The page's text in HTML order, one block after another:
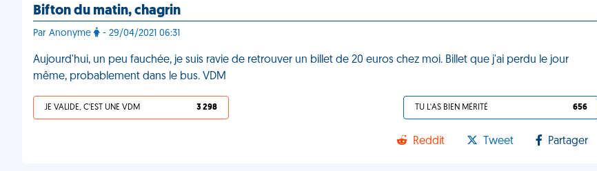
Bifton du matin, chagrin
Par Anonyme - 29/04/2021 06:31
Aujourd'hui, un peu fauchée, je suis ravie de retrouver un billet de 20 euros chez moi. Billet que j'ai perdu le jour
même, probablement dans le bus. VDM
JE VALIDE, C'EST UNE VDM 3 298 TU L'AS BIEN MÉRITÉ 656
Reddit Tweet Partager